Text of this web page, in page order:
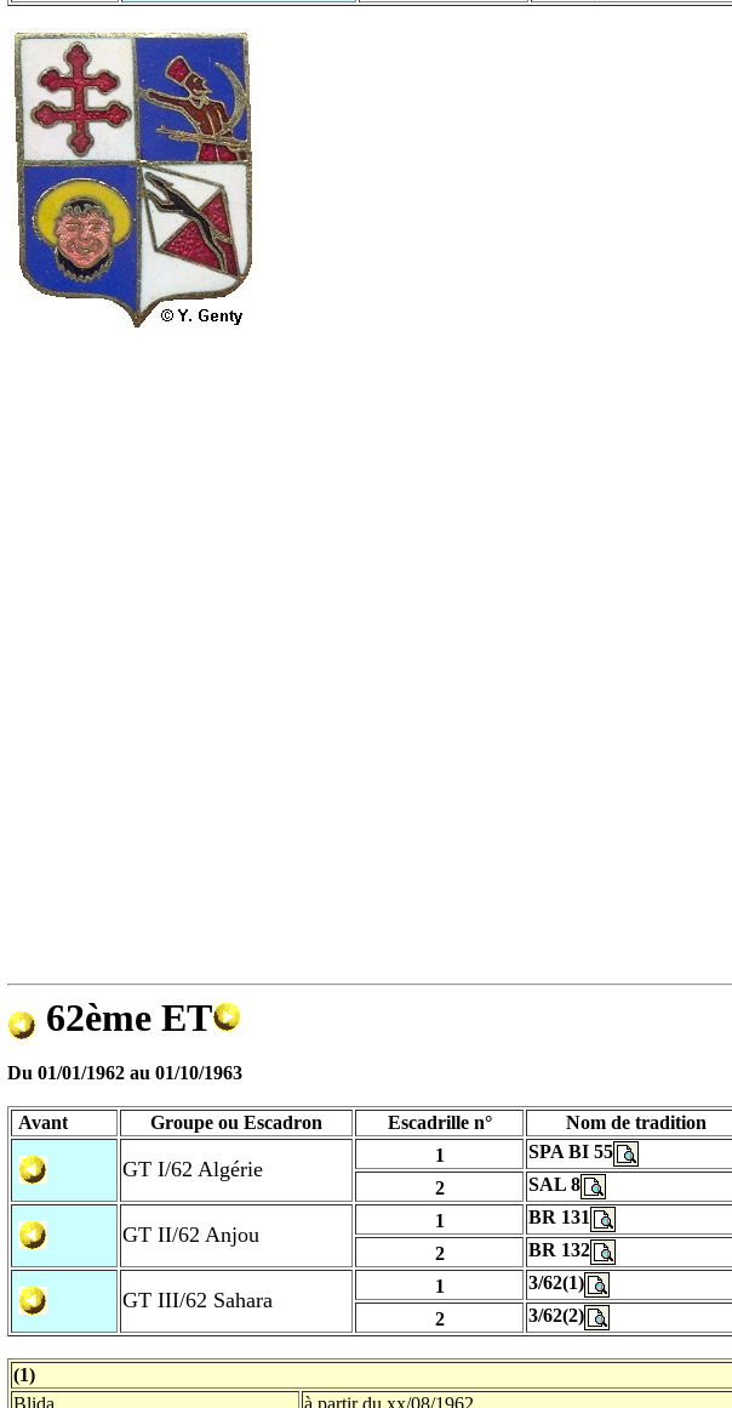
62ème ET
Du 01/01/1962 au 01/10/1963
Avant Groupe ou Escadron Escadrille n° Nom de tradition
GT I/62 Algérie
1 SPA BI 55
2
SAL 8
GT II/62 Anjou
1
BR 131
2
BR 132
GT III/62 Sahara
1
3/62(1)
2
3/62(2)
(1)
Blida
à partir du xx/08/1962